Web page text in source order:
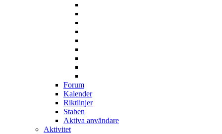
Forum
Kalender
Riktlinjer
Staben
Aktiva användare
Aktivitet